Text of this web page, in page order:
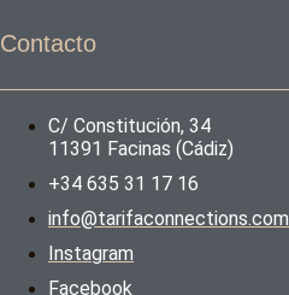
Contacto
C/ Constitución, 34
11391 Facinas (Cádiz)
+34 635 31 17 16
info@tarifaconnections.com
Instagram
Facebook